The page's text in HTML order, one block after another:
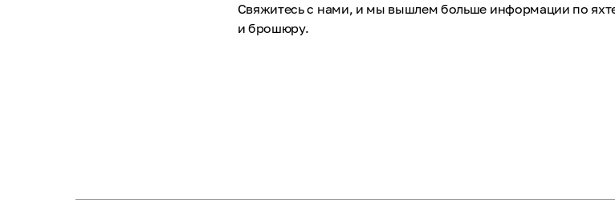
Свяжитесь с нами, и мы вышлем больше информации по
и брошюру.